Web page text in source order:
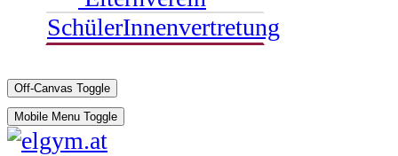
SchülerInnenvertretung
Off-Canvas Toggle
Mobile Menu Toggle